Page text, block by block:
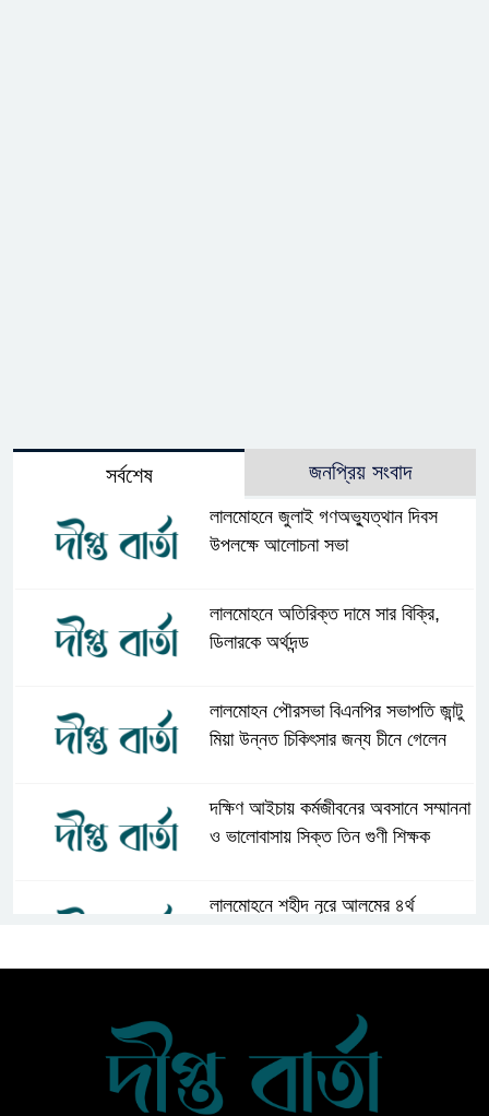
সর্বশেষ জনপ্রিয় সংবাদ
লালমোহনে জুলাই গণঅভ্যুত্থান দিবস
উপলক্ষে আলোচনা সভা
লালমোহনে অতিরিক্ত দামে সার বিক্রি,
ডিলারকে অর্থদন্ড
লালমোহন পৌরসভা বিএনপির সভাপতি জান্টু
মিয়া উন্নত চিকিৎসার জন্য চীনে গেলেন
দক্ষিণ আইচায় কর্মজীবনের অবসানে সম্মাননা
ও ভালোবাসায় সিক্ত তিন গুণী শিক্ষক
লালমোহনে শহীদ নূরে আলমের ৪র্থ
ইন্দোনেশিয়ার বিশ্ববিদ্যালয়ে ফুল ফান্ডেড
স্কলারশিপ অর্জন করলেন লালমোহনের
সন্তান ফাহিম